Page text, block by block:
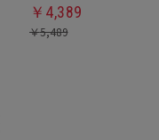
￥ 4,389
￥5,489